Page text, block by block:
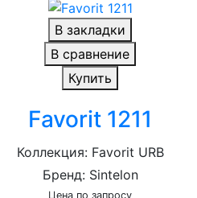
В закладки
В сравнение
Купить
Favorit 1211
Коллекция: Favorit URB
Бренд: Sintelon
Цена по запросу